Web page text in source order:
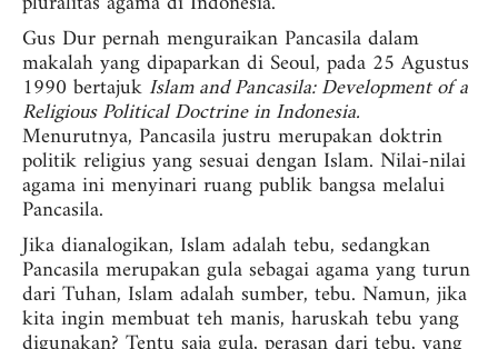
Gus Dur pernah menguraikan Pancasila dalam
makalah yang dipaparkan di Seoul, pada 25 Agustus
1990 bertajuk Islam and Pancasila: Development of a
Religious Political Doctrine in Indonesia.
Menurutnya, Pancasila justru merupakan doktrin
politik religius yang sesuai dengan Islam. Nilai-nilai
agama ini menyinari ruang publik bangsa melalui
Pancasila.
Jika dianalogikan, Islam adalah tebu, sedangkan
Pancasila merupakan gula sebagai agama yang turun
dari Tuhan, Islam adalah sumber, tebu. Namun, jika
kita ingin membuat teh manis, haruskah tebu yang